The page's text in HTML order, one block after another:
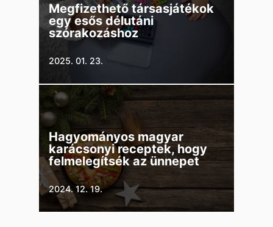
Megfizethető társasjátékok
egy esős délutáni
szórakozáshoz
2025. 01. 23.
Hagyományos magyar
karácsonyi receptek, hogy
felmelegítsék az ünnepet
2024. 12. 19.